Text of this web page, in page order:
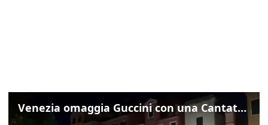
Venezia omaggia Guccini con una Cantata Anarchica in campo Santa Margherita